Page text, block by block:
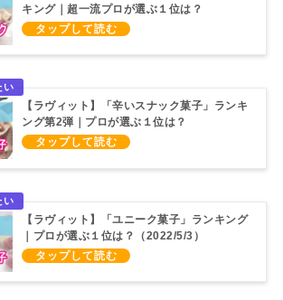
キング｜超一流プロが選ぶ１位は？
（2022/10/19）
【ラヴィット】「辛いスナック菓子」ランキ
ング第2弾｜プロが選ぶ１位は？
（2022/6/8）
【ラヴィット】「ユニーク菓子」ランキング
｜プロが選ぶ１位は？（2022/5/3）